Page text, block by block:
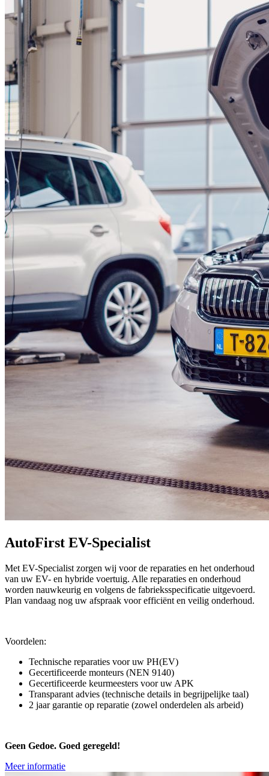
AutoFirst EV-Specialist
Met EV-Specialist zorgen wij voor de reparaties en het onderhoud
van uw EV- en hybride voertuig. Alle reparaties en onderhoud
worden nauwkeurig en volgens de fabrieksspecificatie uitgevoerd.
Plan vandaag nog uw afspraak voor efficiënt en veilig onderhoud.
Voordelen:
Technische reparaties voor uw PH(EV)
Gecertificeerde monteurs (NEN 9140)
Gecertificeerde keurmeesters voor uw APK
Transparant advies (technische details in begrijpelijke taal)
2 jaar garantie op reparatie (zowel onderdelen als arbeid)
Geen Gedoe. Goed geregeld!
Meer informatie